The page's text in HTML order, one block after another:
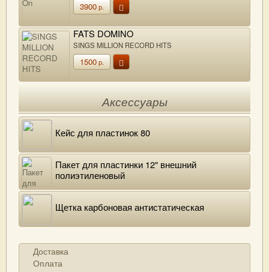
3900р.
FATS DOMINO
SINGS MILLION RECORD HITS
1500р.
Аксессуары
Кейс для пластинок 80
Пакет для пластинки 12" внешний
полиэтиленовый
Щетка карбоновая антистатическая
Доставка
Оплата